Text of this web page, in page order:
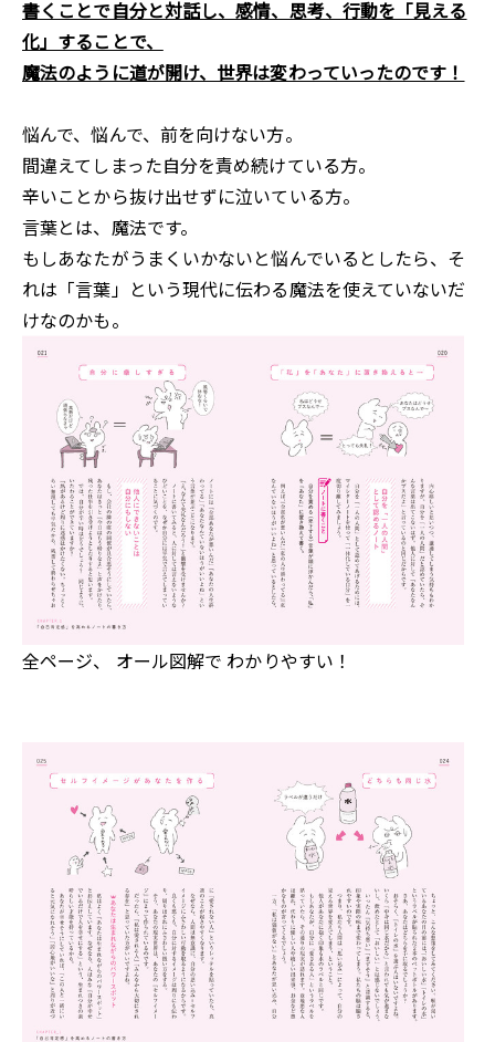
書くことで自分と対話し、感情、思考、行動を「見える
化」することで、
魔法のように道が開け、世界は変わっていったのです！
悩んで、悩んで、前を向けない方。
間違えてしまった自分を責め続けている方。
辛いことから抜け出せずに泣いている方。
言葉とは、魔法です。
もしあなたがうまくいかないと悩んでいるとしたら、そ
れは「言葉」という現代に伝わる魔法を使えていないだ
けなのかも。
全ページ、 オール図解で わかりやすい！